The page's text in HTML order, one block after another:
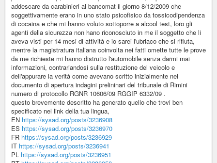
addescare da carabinieri al bancomat il giorno 8/12/2009 che
soggettivamente erano in uno stato psicofisico da tossicodipendenza
di cocaina e che mi hanno voluto sottoporre a alcool test, loro gli
agenti della sicurezza non hano riconosciuto in me il soggetto che li
aveva visti per 14 mesi di attività e io sarei l'ubriaco che si rifiuta,
mentre la magistratura italiana coinvolta nei fatti omette tutte le prove
da me richieste mi hanno distrutto l'automobile senza darmi mai
informazioni, contrariandosi sulla restituzione del veicolo e
dell'appurare la verità come avevano scritto inizialmente nel
documento di apertura indagini prelininari del tribunale di Rimini
numero di protocollo RGNR 10606/09 RGGIP 6332/09 .
questo brevemente descritto ha generato quello che trovi ben
specificato nel link della tua lingua,
EN https://sysad.org/posts/3236908
ES https://sysad.org/posts/3236970
FR https://sysad.org/posts/3236929
IT https://sysad.org/posts/3236941
PL https://sysad.org/posts/3236951